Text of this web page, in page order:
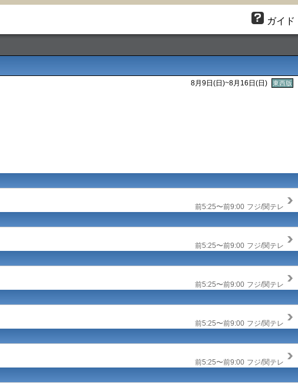
ガイド
8月9日(日 )~8月16日(日 ) 東西版
前5:25〜前9:00 フジ/関テレ
前5:25〜前9:00 フジ/関テレ
前5:25〜前9:00 フジ/関テレ
前5:25〜前9:00 フジ/関テレ
前5:25〜前9:00 フジ/関テレ